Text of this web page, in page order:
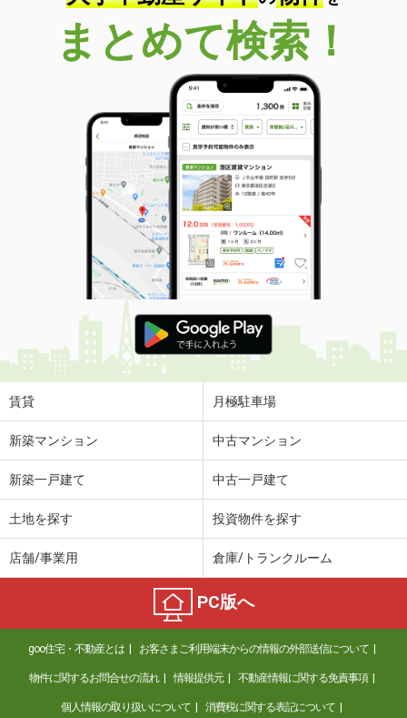
まとめて検索！
賃貸 月極駐車場
新築マンション 中古マンション
新築一戸建て 中古一戸建て
土地を探す 投資物件を探す
店舗/事業用 倉庫/トランクルーム
PC版へ
goo住宅・不動産とは お客さまご利用端末からの情報の外部送信について
物件に関するお問合せの流れ 情報提供元 不動産情報に関する免責事項
個人情報の取り扱いについて 消費税に関する表記について